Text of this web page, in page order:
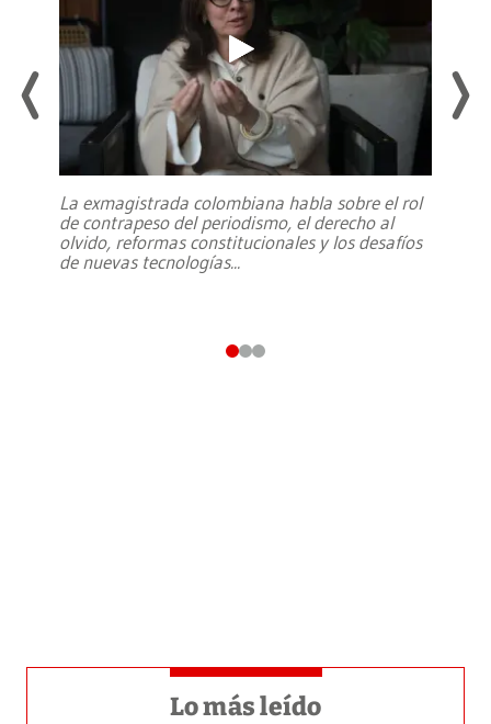
La exmagistrada colombiana habla sobre el rol
de contrapeso del periodismo, el derecho al
olvido, reformas constitucionales y los desafíos
de nuevas tecnologías...
Lo más leído